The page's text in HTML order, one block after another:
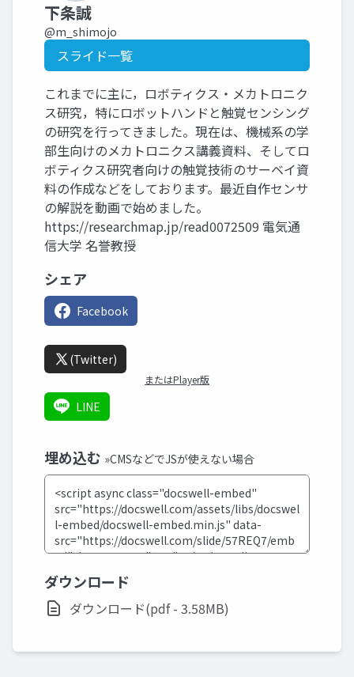
下条誠
@m_shimojo
スライド一覧
これまでに主に，ロボティクス・メカトロニク
ス研究，特にロボットハンドと触覚センシング
の研究を行ってきました。現在は、機械系の学
部生向けのメカトロニクス講義資料、そしてロ
ボティクス研究者向けの触覚技術のサーベイ資
料の作成などをしております。最近自作センサ
の解説を動画で始めました。
https://researchmap.jp/read0072509 電気通
信大学 名誉教授
シェア
Facebook
(Twitter)
またはPlayer版
LINE
埋め込む »CMSなどでJSが使えない場合
ダウンロード
ダウンロード(pdf - 3.58MB)